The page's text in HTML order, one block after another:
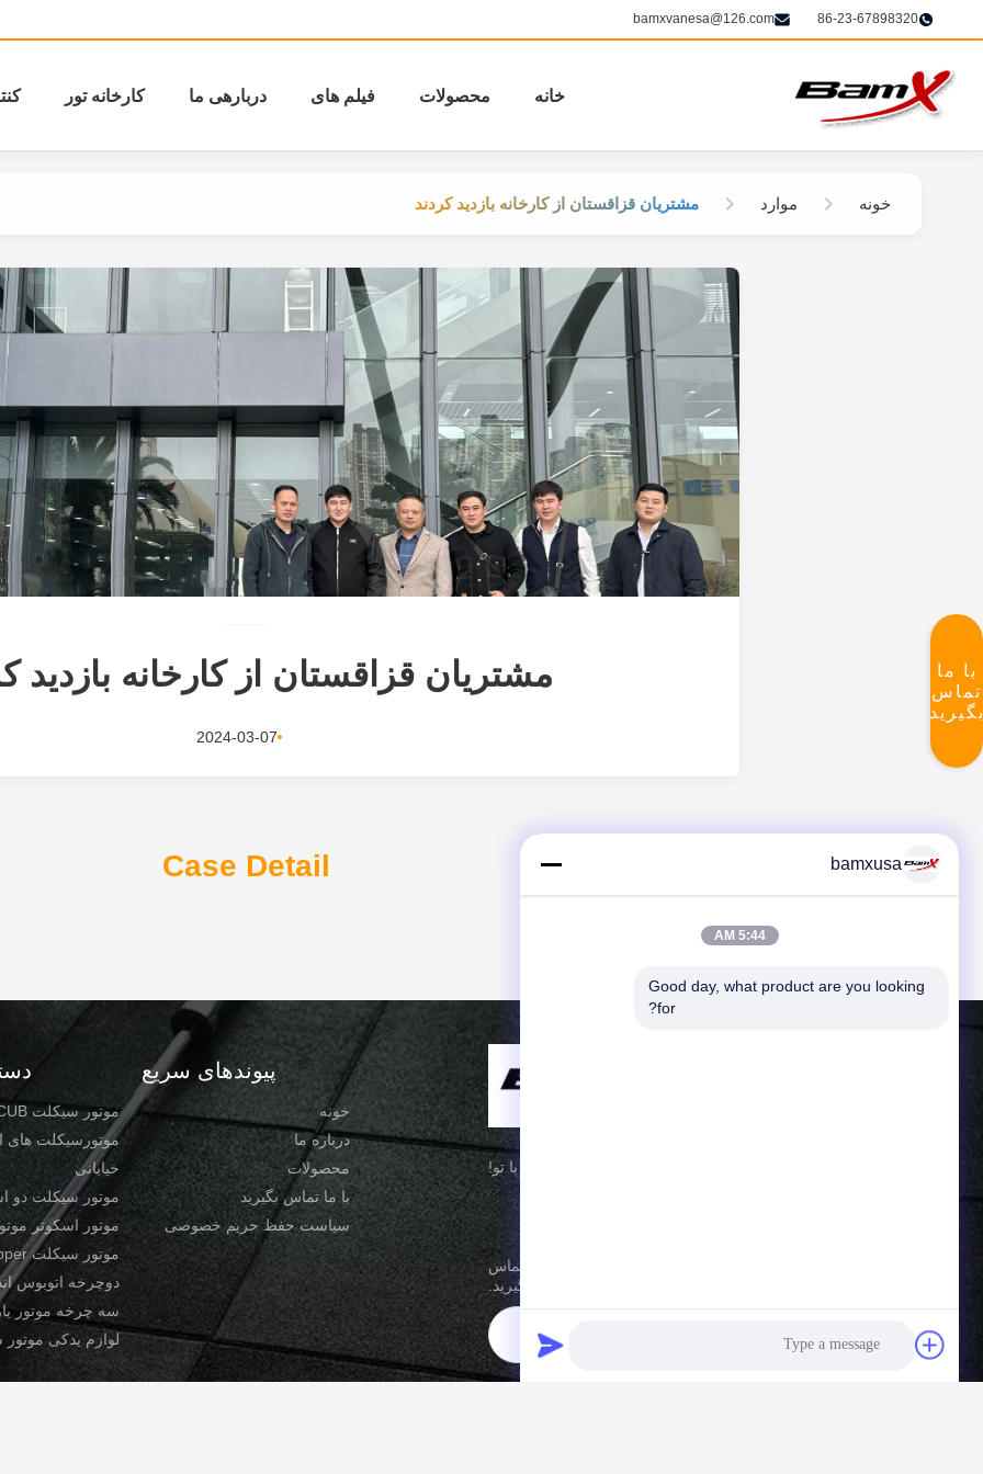
86-23-67898320
bamxvanesa@126.com
خانه محصولات فیلم های دربارهی ما کارخانه تور
با ما
تماس
خونه موارد مشتریان قزاقستان از کارخانه بازدید کردند
مشتریان قزاقستان از کارخانه بازدید
2024-03-07
Case Detail
در حال رشد با تو!
اگر سوالی دارید یا به اطلاعات بیشتر نیاز دارید، لطفا با ما تماس
بگیرید.
پیوندهای سریع
خونه
درباره ما
محصولات
با ما تماس بگیرید
سیاست حفظ حریم خصوصی
موتور سیکلت CUB
موتورسیکلت های
خیابانی
موتور سیکلت دو
موتور اسکوتر
موتور سیکلت Cruiser Chopper
دوچرخه اتوبوس
سه چرخه موتور
لوازم یدکی
bamxusa
5:44 AM
Good day, what product are you looking
for?